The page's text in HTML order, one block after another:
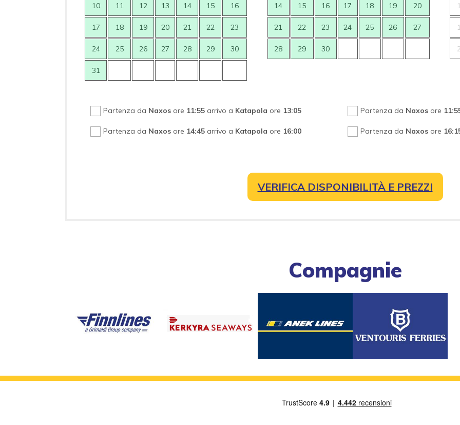
10 11 12 13 14 15 16
17 18 19 20 21 22 23
24 25 26 27 28 29 30
31
14 15 16 17 18 19 20
21 22 23 24 25 26 27
28 29 30
Partenza da Naxos ore 11:55 arrivo a Katapola ore 13:05 Partenza da Naxos ore
Partenza da Naxos ore 14:45 arrivo a Katapola ore 16:00 Partenza da Naxos ore
VERIFICA DISPONIBILITÀ E PREZZI
Compagnie